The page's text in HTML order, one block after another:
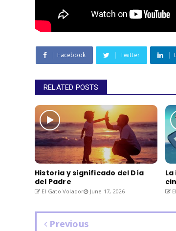
Facebook Twitter
RELATED POSTS
Historia y significado del Día
del Padre
El Gato Volador June 17, 2026
Previous